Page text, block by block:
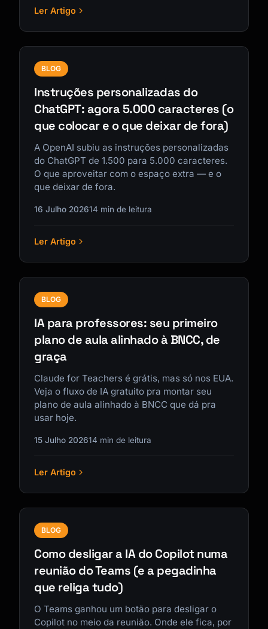
Ler Artigo
BLOG
Instruções personalizadas do
ChatGPT: agora 5.000 caracteres (o
que colocar e o que deixar de fora)
A OpenAI subiu as instruções personalizadas
do ChatGPT de 1.500 para 5.000 caracteres.
O que aproveitar com o espaço extra — e o
que deixar de fora.
16 Julho 202614 min de leitura
Ler Artigo
BLOG
IA para professores: seu primeiro
plano de aula alinhado à BNCC, de
graça
Claude for Teachers é grátis, mas só nos EUA.
Veja o fluxo de IA gratuito pra montar seu
plano de aula alinhado à BNCC que dá pra
usar hoje.
15 Julho 202614 min de leitura
Ler Artigo
BLOG
Como desligar a IA do Copilot numa
reunião do Teams (e a pegadinha
que religa tudo)
O Teams ganhou um botão para desligar o
Copilot no meio da reunião. Onde ele fica, por